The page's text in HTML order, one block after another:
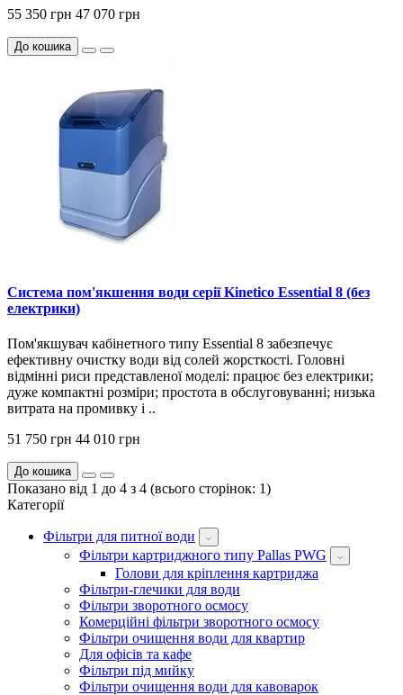
55 350 грн 47 070 грн
До кошика
Система пом'якшення води серії Kinetico Essential 8 (без
електрики)
Пом'якшувач кабінетного типу Essential 8 забезпечує
ефективну очистку води від солей жорсткості. Головні
відмінні риси представленої моделі: працює без електрики;
дуже компактні розміри; простота в обслуговуванні; низька
витрата на промивку і ..
51 750 грн 44 010 грн
До кошика
Показано від 1 до 4 з 4 (всього сторінок: 1)
Категорії
Фільтри для питної води
Фільтри картриджного типу Pallas PWG
Голови для кріплення картриджа
Фільтри-глечики для води
Фільтри зворотного осмосу
Комерційні фільтри зворотного осмосу
Фільтри очищення води для квартир
Для офісів та кафе
Фільтри під мийку
Фільтри очищення води для кавоварок